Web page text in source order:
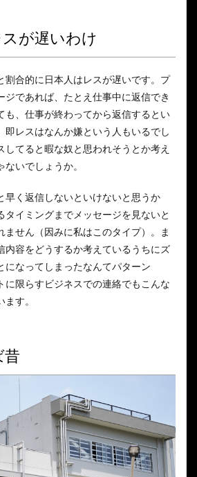
が遅いわけ
割合的に日本人はレスが遅いです。プ
ジであれば、たとえ仕事中に返信でき
も、仕事が終わってから返信するとい
即レスはなんか嫌という人もいるでし
してると暇な奴と思われそうとか考え
いでしょうか。
早く返信しないといけないと思うか
タイミングまでメッセージを見ないと
ません（因みに私はこのタイプ）。ま
内容をどうするか考えているうちにズ
になってしまったなんてパターン
に限らすビジネスでの連絡でもこんな
す。
昔